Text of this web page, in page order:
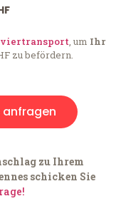
, um Ihr
zu befördern.
anfragen
zu Ihrem
schicken Sie